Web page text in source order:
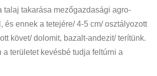
talaj takarása mezőgazdasági agro-
és ennek a tetejére/ 4-5 cm/ osztályozott
követ/ dolomit, bazalt-andezit/ terítünk.
a területet kevésbé tudja feltúrni a